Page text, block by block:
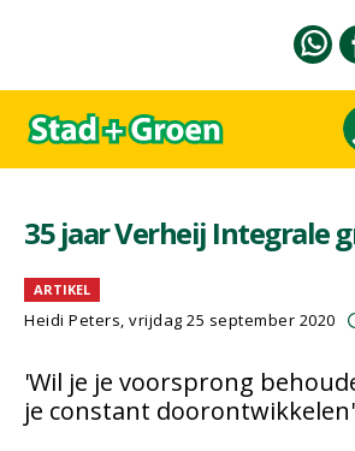
35 jaar Verheij Integrale
ARTIKEL
Heidi Peters, vrijdag 25 september 2020
'Wil je je voorsprong
je constant doorontwikkelen'